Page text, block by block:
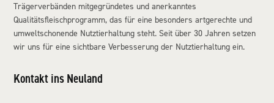
Trägerverbänden mitgegründetes und anerkanntes
Qualitätsfleischprogramm, das für eine besonders artgerechte und
umweltschonende Nutztierhaltung steht. Seit über 30 Jahren setzen
wir uns für eine sichtbare Verbesserung der Nutztierhaltung ein.
Kontakt ins Neuland